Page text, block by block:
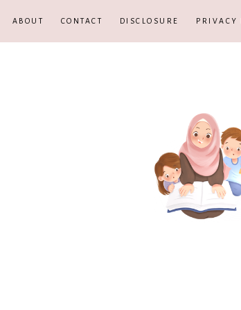
ABOUT CONTACT DISCLOSURE PRIVACY